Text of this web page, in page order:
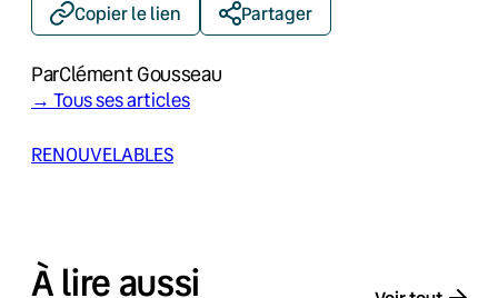
Copier le lien Partager
ParClément Gousseau
→ Tous ses articles
RENOUVELABLES
À lire aussi